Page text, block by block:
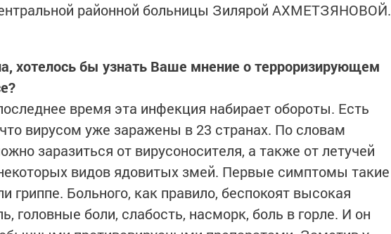
районной больницы Зилярой АХМЕТЗЯНОВОЙ.
хотелось бы узнать Ваше мнение о терроризирующем
время эта инфекция набирает обороты. Есть
вирусом уже заражены в 23 странах. По словам
заразиться от вирусоносителя, а также от летучей
видов ядовитых змей. Первые симптомы такие
гриппе. Больного, как правило, беспокоят высокая
головные боли, слабость, насморк, боль в горле. И он